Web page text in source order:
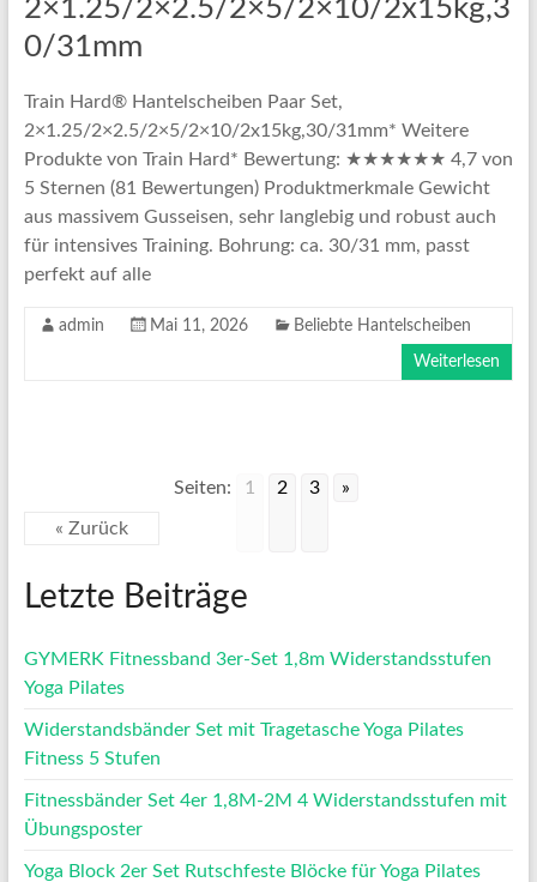
2×1.25/2×2.5/2×5/2×10/2x15kg,3
0/31mm
Train Hard® Hantelscheiben Paar Set,
2×1.25/2×2.5/2×5/2×10/2x15kg,30/31mm* Weitere
Produkte von Train Hard* Bewertung: ★★★★★★ 4,7 von
5 Sternen (81 Bewertungen) Produktmerkmale Gewicht
aus massivem Gusseisen, sehr langlebig und robust auch
für intensives Training. Bohrung: ca. 30/31 mm, passt
perfekt auf alle
admin Mai 11, 2026 Beliebte Hantelscheiben
Weiterlesen
Seiten: 1 2 3 »
« Zurück
Letzte Beiträge
GYMERK Fitnessband 3er-Set 1,8m Widerstandsstufen
Yoga Pilates
Widerstandsbänder Set mit Tragetasche Yoga Pilates
Fitness 5 Stufen
Fitnessbänder Set 4er 1,8M-2M 4 Widerstandsstufen mit
Übungsposter
Yoga Block 2er Set Rutschfeste Blöcke für Yoga Pilates